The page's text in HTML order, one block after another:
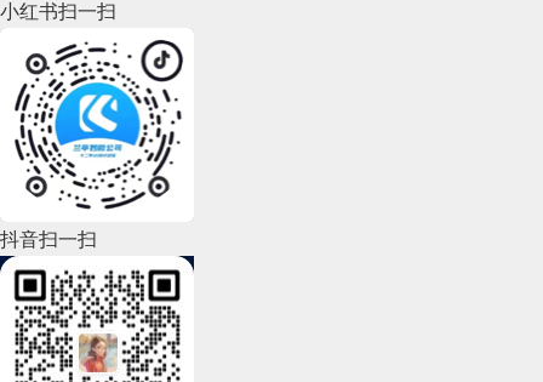
2022年8月(60)
2022年7月(111)
2022年6月(162)
2022年5月(143)
2022年4月(86)
2022年3月(119)
2022年2月(53)
小红书扫一扫
抖音扫一扫